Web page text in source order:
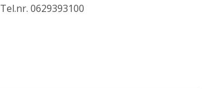
Tel.nr. 0629393100